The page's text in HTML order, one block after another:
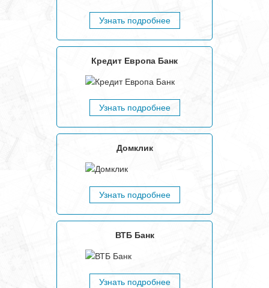
Узнать подробнее
Кредит Европа Банк
Узнать подробнее
Домклик
Узнать подробнее
ВТБ Банк
Узнать подробнее